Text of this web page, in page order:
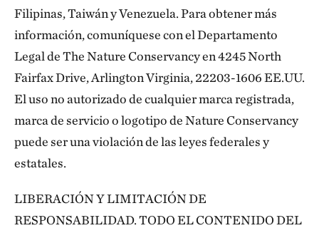
Filipinas, Taiwán y Venezuela. Para obtener más
información, comuníquese con el Departamento
Legal de The Nature Conservancy en 4245 North
Fairfax Drive, Arlington Virginia, 22203-1606 EE.UU.
El uso no autorizado de cualquier marca registrada,
marca de servicio o logotipo de Nature Conservancy
puede ser una violación de las leyes federales y
estatales.
LIBERACIÓN Y LIMITACIÓN DE
RESPONSABILIDAD. TODO EL CONTENIDO DEL